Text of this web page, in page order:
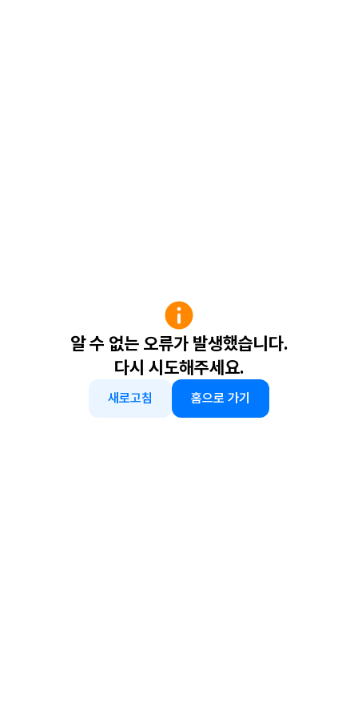
알 수 없는 오류가 발생했습니다.
다시 시도해주세요.
새로고침 홈으로 가기